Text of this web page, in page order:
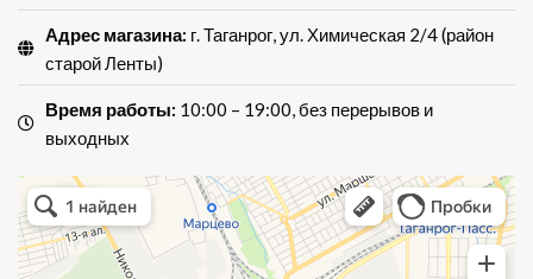
Адрес магазина: г. Таганрог, ул. Химическая 2/4 (район
старой Ленты)
Время работы: 10:00 – 19:00, без перерывов и
выходных
Хай Комфорт
Магазин мебели в Таганроге
Мебель для кухни в Таганроге